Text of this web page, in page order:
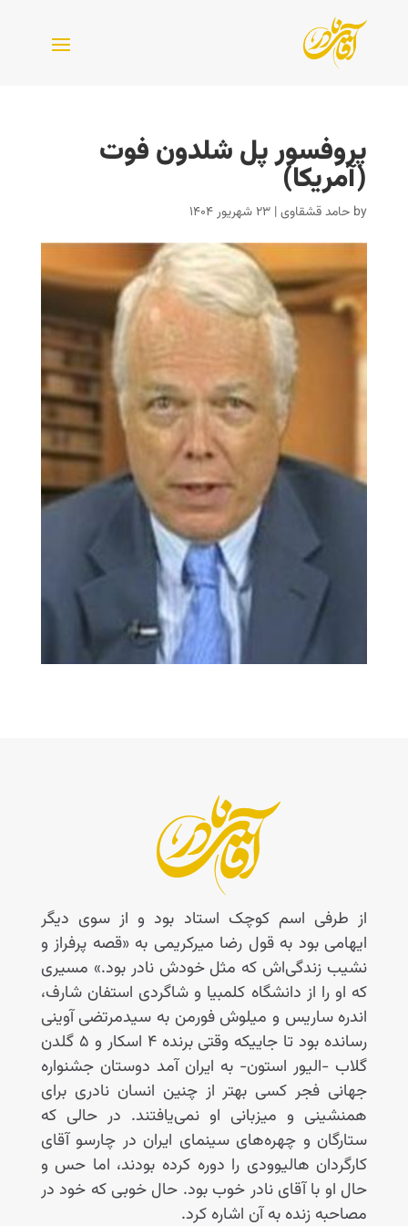
پروفسور پل شلدون فوت
(آمریکا)
by حامد قشقاوی| ۲۳ شهریور ۱۴۰۴
از طرفی اسم کوچک استاد بود و از سوی دیگر
ایهامی بود به قول رضا میرکریمی به «قصه پرفراز و
نشیب زندگی‌اش که مثل خودش نادر بود.» مسیری
که او را از دانشگاه کلمبیا و شاگردی استفان شارف،
اندره ساریس و میلوش فورمن به سیدمرتضی آوینی
رسانده بود تا جاییکه وقتی برنده ۴ اسکار و ۵ گلدن
گلاب -الیور استون- به ایران آمد دوستان جشنواره
جهانی فجر کسی بهتر از چنین انسان نادری برای
همنشینی و میزبانی او نمی‌یافتند. در حالی‌ که
ستارگان و چهره‌های سینمای ایران در چارسو آقای
کارگردان هالیوودی را دوره کرده بودند، اما حس و
حال او با آقای نادر خوب بود. حال خوبی که خود در
مصاحبه زنده به آن اشاره کرد.